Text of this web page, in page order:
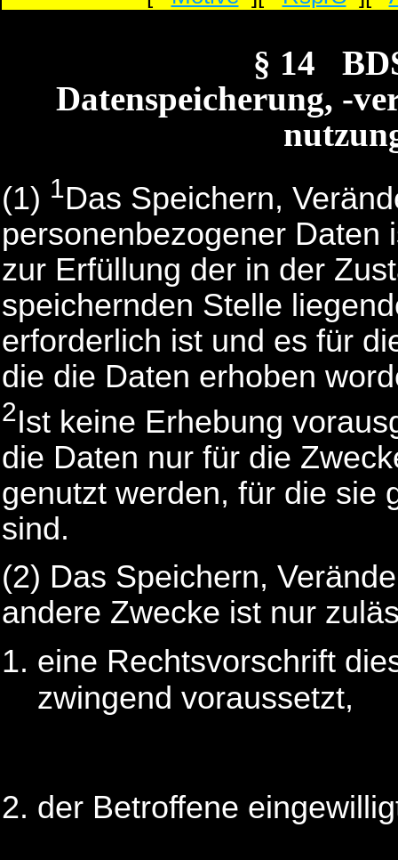
§ 14
Datenspeicherung, -
(1) 1Das Speichern,
personenbezogener Daten
zur Erfüllung der in der
speichernden Stelle
erforderlich ist und es für
die die Daten erhoben
2Ist keine Erhebung
die Daten nur für die
genutzt werden, für die sie
sind.
(2) Das Speichern,
andere Zwecke ist nur
eine Rechtsvorschrift
zwingend voraussetzt,
der Betroffene